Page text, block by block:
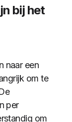
bij het
naar een
om te
per
om